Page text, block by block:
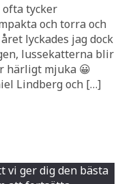
tycker
och torra och
lyckades jag dock
lussekatterna blir
härligt mjuka 😀
Lindberg och […]
vi ger dig den bästa